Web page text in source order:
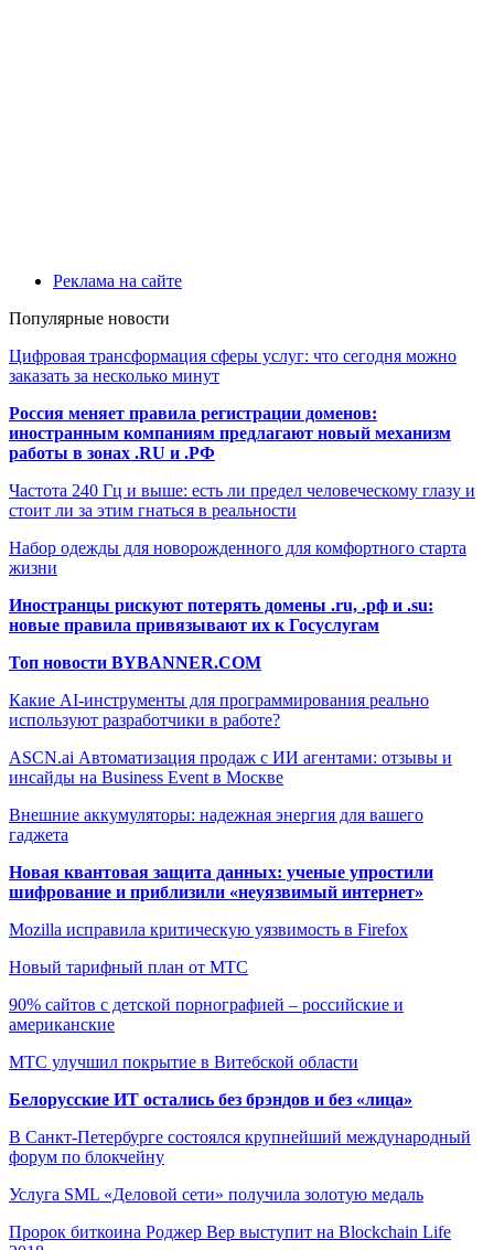
Реклама на сайте
Популярные новости
Цифровая трансформация сферы услуг: что сегодня можно
заказать за несколько минут
Россия меняет правила регистрации доменов:
иностранным компаниям предлагают новый механизм
работы в зонах .RU и .РФ
Частота 240 Гц и выше: есть ли предел человеческому глазу и
стоит ли за этим гнаться в реальности
Набор одежды для новорожденного для комфортного старта
жизни
Иностранцы рискуют потерять домены .ru, .рф и .su:
новые правила привязывают их к Госуслугам
Топ новости BYBANNER.COM
Какие AI-инструменты для программирования реально
используют разработчики в работе?
ASCN.ai Автоматизация продаж с ИИ агентами: отзывы и
инсайды на Business Event в Москве
Внешние аккумуляторы: надежная энергия для вашего
гаджета
Новая квантовая защита данных: ученые упростили
шифрование и приблизили «неуязвимый интернет»
Mozilla исправила критическую уязвимость в Firefox
Новый тарифный план от МТС
90% сайтов с детской порнографией – российские и
американские
МТС улучшил покрытие в Витебской области
Белорусские ИТ остались без брэндов и без «лица»
В Санкт-Петербурге состоялся крупнейший международный
форум по блокчейну
Услуга SML «Деловой сети» получила золотую медаль
Пророк биткоина Роджер Вер выступит на Blockchain Life